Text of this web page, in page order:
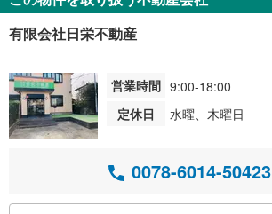
有限会社日栄不動産
営業時間 9:00-18:00
定休日
水曜、木曜日
0078-6014-50423